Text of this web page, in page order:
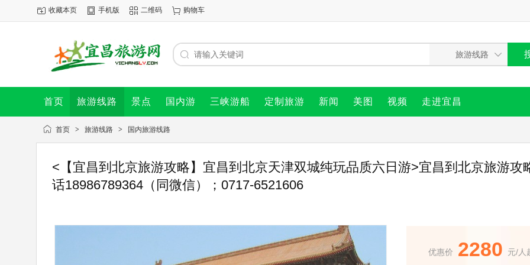
收藏本页 手机版 二维码 购物车
首页 旅游线路 景点 国内游 三峡游船 定制旅游 新闻 美图 视频 走进宜昌
首页 > 旅游线路 > 国内旅游线路
<【宜昌到北京旅游攻略】宜昌到北京天津双城纯玩品质六日游>宜昌到北京旅游
话18986789364（同微信）；0717-6521606
优惠价 2280 元/人